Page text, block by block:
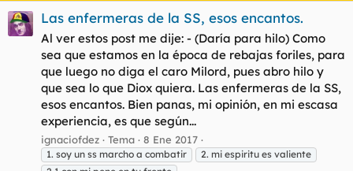
Las enfermeras de la SS, esos encantos.
Al ver estos post me dije: - (Daría para hilo) Como
sea que estamos en la época de rebajas foriles, para
que luego no diga el caro Milord, pues abro hilo y
que sea lo que Diox quiera. Las enfermeras de la SS,
esos encantos. Bien panas, mi opinión, en mi escasa
experiencia, es que según...
ignaciofdez Tema 8 Ene 2017
1. soy un ss marcho a combatir
2. mi espiritu es valiente